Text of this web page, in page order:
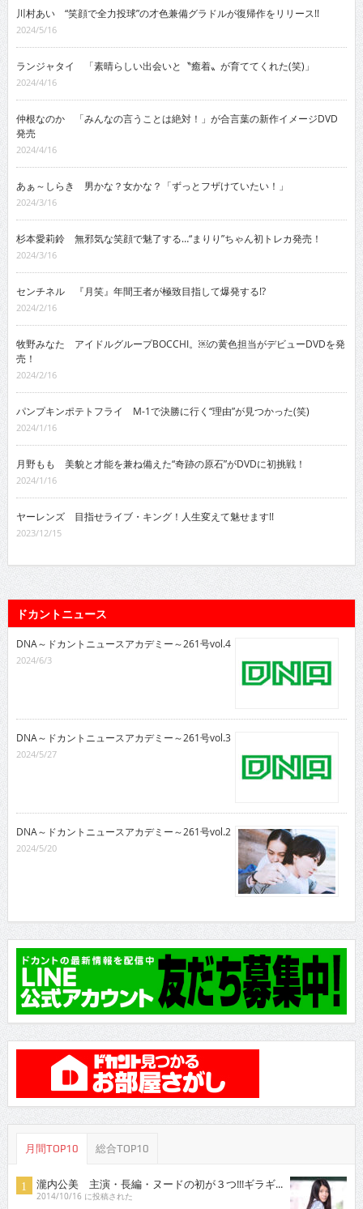
川村あい “笑顔で全力投球”の才色兼備グラドルが復帰作をリリース!!
2024/5/16
ランジャタイ 「素晴らしい出会いと〝癒着〟が育ててくれた(笑)」
2024/4/16
仲根なのか 「みんなの言うことは絶対！」が合言葉の新作イメージDVD
発売
2024/4/16
あぁ～しらき 男かな？女かな？「ずっとフザけていたい！」
2024/3/16
杉本愛莉鈴 無邪気な笑顔で魅了する…“まりり”ちゃん初トレカ発売！
2024/3/16
センチネル 『月笑』年間王者が極致目指して爆発する!?
2024/2/16
牧野みなた アイドルグループBOCCHI。￼の黄色担当がデビューDVDを発
売！
2024/2/16
パンプキンポテトフライ M-1で決勝に行く“理由”が見つかった(笑)
2024/1/16
月野もも 美貌と才能を兼ね備えた“奇跡の原石”がDVDに初挑戦！
2024/1/16
ヤーレンズ 目指せライブ・キング！人生変えて魅せます!!
2023/12/15
ドカントニュース
DNA～ドカントニュースアカデミー～261号vol.4
2024/6/3
DNA～ドカントニュースアカデミー～261号vol.3
2024/5/27
DNA～ドカントニュースアカデミー～261号vol.2
2024/5/20
月間TOP10 総合TOP10
瀧内公美 主演・長編・ヌードの初が３つ!!!ギラギ...
2014/10/16 に投稿された